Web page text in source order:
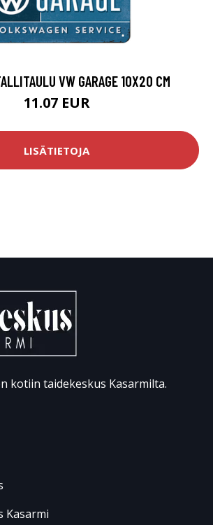
VW GARAGE 10X20 CM
11.07 EUR
LISÄTIETOJA
kotiin taidekeskus Kasarmilta.
Kasarmi